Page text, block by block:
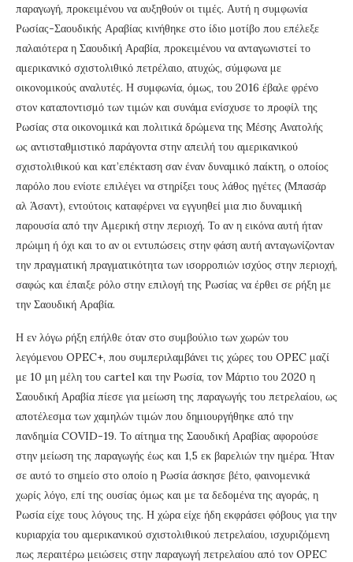
παραγωγή, προκειμένου να αυξηθούν οι τιμές. Αυτή η συμφωνία
Ρωσίας-Σαουδικής Αραβίας κινήθηκε στο ίδιο μοτίβο που επέλεξε
παλαιότερα η Σαουδική Αραβία, προκειμένου να ανταγωνιστεί το
αμερικανικό σχιστολιθικό πετρέλαιο, ατυχώς, σύμφωνα με
οικονομικούς αναλυτές. Η συμφωνία, όμως, του 2016 έβαλε φρένο
στον καταποντισμό των τιμών και συνάμα ενίσχυσε το προφίλ της
Ρωσίας στα οικονομικά και πολιτικά δρώμενα της Μέσης Ανατολής
ως αντισταθμιστικό παράγοντα στην απειλή του αμερικανικού
σχιστολιθικού και κατ’επέκταση σαν έναν δυναμικό παίκτη, ο οποίος
παρόλο που ενίοτε επιλέγει να στηρίξει τους λάθος ηγέτες (Μπασάρ
αλ Άσαντ), εντούτοις καταφέρνει να εγγυηθεί μια πιο δυναμική
παρουσία από την Αμερική στην περιοχή. Το αν η εικόνα αυτή ήταν
πρώιμη ή όχι και το αν οι εντυπώσεις στην φάση αυτή ανταγωνίζονταν
την πραγματική πραγματικότητα των ισορροπιών ισχύος στην περιοχή,
σαφώς και έπαιξε ρόλο στην επιλογή της Ρωσίας να έρθει σε ρήξη με
την Σαουδική Αραβία.
Η εν λόγω ρήξη επήλθε όταν στο συμβούλιο των χωρών του
λεγόμενου OPEC+, που συμπεριλαμβάνει τις χώρες του OPEC μαζί
με 10 μη μέλη του cartel και την Ρωσία, τον Μάρτιο του 2020 η
Σαουδική Αραβία πίεσε για μείωση της παραγωγής του πετρελαίου, ως
αποτέλεσμα των χαμηλών τιμών που δημιουργήθηκε από την
πανδημία COVID-19. Το αίτημα της Σαουδική Αραβίας αφορούσε
στην μείωση της παραγωγής έως και 1,5 εκ βαρελιών την ημέρα. Ήταν
σε αυτό το σημείο στο οποίο η Ρωσία άσκησε βέτο, φαινομενικά
χωρίς λόγο, επί της ουσίας όμως και με τα δεδομένα της αγοράς, η
Ρωσία είχε τους λόγους της. Η χώρα είχε ήδη εκφράσει φόβους για την
κυριαρχία του αμερικανικού σχιστολιθικού πετρελαίου, ισχυριζόμενη
πως περαιτέρω μειώσεις στην παραγωγή πετρελαίου από τον OPEC